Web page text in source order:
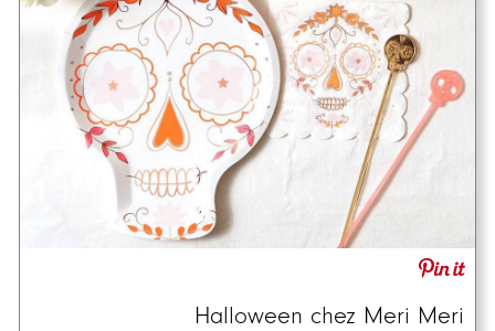
Halloween chez Meri Meri